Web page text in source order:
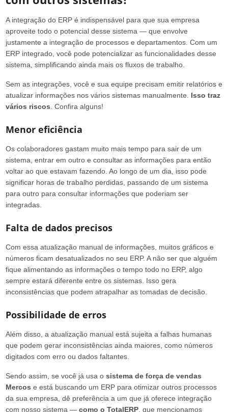
A integração do ERP é indispensável para que sua empresa
aproveite todo o potencial desse sistema — que envolve
justamente a integração de processos e departamentos. Com um
ERP integrado, você pode potencializar as funcionalidades desse
sistema, simplificando ainda mais os fluxos de trabalho.
Sem as integrações, você e sua equipe precisam emitir relatórios e
atualizar informações nos vários sistemas manualmente. Isso traz
vários riscos . Confira alguns!
Menor eficiência
Os colaboradores gastam muito mais tempo para sair de um
sistema, entrar em outro e consultar as informações para então
voltar ao que estavam fazendo. Ao longo de um dia, isso pode
significar horas de trabalho perdidas, passando de um sistema
para outro para consultar informações que poderiam ser
integradas.
Falta de dados precisos
Com essa atualização manual de informações, muitos gráficos e
números ficam desatualizados no seu ERP. A não ser que alguém
fique alimentando as informações o tempo todo no ERP, algo
sempre estará diferente entre os sistemas. Isso gera
inconsistências que podem atrapalhar as tomadas de decisão.
Possibilidade de erros
Além disso, a atualização manual está sujeita a falhas humanas
que podem gerar inconsistências ainda maiores, como números
digitados com erro ou dados faltantes.
Sendo assim, se você já usa o sistema de força de vendas
Mercos e está buscando um ERP para otimizar outros processos
da sua empresa, dê preferência a um que já oferece integração
com nosso sistema — como o TotalERP, que mencionamos